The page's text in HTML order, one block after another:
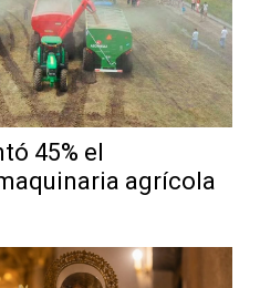
45% el
agrícola